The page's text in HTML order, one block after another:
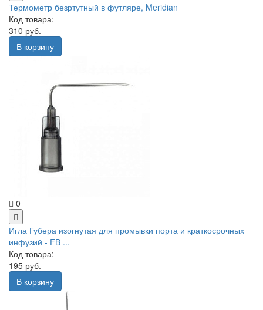
Термометр безртутный в футляре, Meridian
Код товара:
310 руб.
В корзину
0
Игла Губера изогнутая для промывки порта и краткосрочных
инфузий - FB ...
Код товара:
195 руб.
В корзину